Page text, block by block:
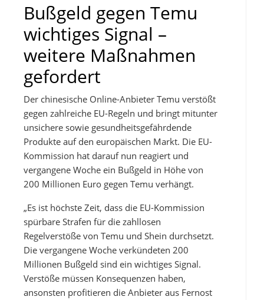
Bußgeld gegen Temu
wichtiges Signal –
weitere Maßnahmen
gefordert
Der chinesische Online-Anbieter Temu verstößt
gegen zahlreiche EU-Regeln und bringt mitunter
unsichere sowie gesundheitsgefährdende
Produkte auf den europäischen Markt. Die EU-
Kommission hat darauf nun reagiert und
vergangene Woche ein Bußgeld in Höhe von
200 Millionen Euro gegen Temu verhängt.
„Es ist höchste Zeit, dass die EU-Kommission
spürbare Strafen für die zahllosen
Regelverstöße von Temu und Shein durchsetzt.
Die vergangene Woche verkündeten 200
Millionen Bußgeld sind ein wichtiges Signal.
Verstöße müssen Konsequenzen haben,
ansonsten profitieren die Anbieter aus Fernost